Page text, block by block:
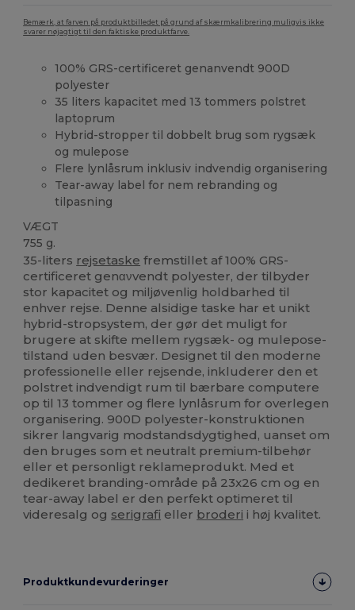
Bemærk, at farven på produktbilledet på grund af skærmkalibrering muligvis ikke
svarer nøjagtigt til den faktiske produktfarve.
100% GRS-certificeret genanvendt 900D
polyester
35 liters kapacitet med 13 tommers polstret
laptoprum
Hybrid-stropper til dobbelt brug som rygsæk
og mulepose
Flere lynlåsrum inklusiv indvendig organisering
Tear-away label for nem rebranding og
tilpasning
VÆGT
755 g.
35-liters rejsetaske fremstillet af 100% GRS-
certificeret genανvendt polyester, der tilbyder
stor kapacitet og miljøvenlig holdbarhed til
enhver rejse. Denne alsidige taske har et unikt
hybrid-stropsystem, der gør det muligt for
brugere at skifte mellem rygsæk- og mulepose-
tilstand uden besvær. Designet til den moderne
professionelle eller rejsende, inkluderer den et
polstret indvendigt rum til bærbare computere
op til 13 tommer og flere lynlåsrum for overlegen
organisering. 900D polyester-konstruktionen
sikrer langvarig modstandsdygtighed, uanset om
den bruges som et neutralt premium-tilbehør
eller et personligt reklameprodukt. Med et
dedikeret branding-område på 23x26 cm og en
tear-away label er den perfekt optimeret til
videresalg og serigrafi eller broderi i høj kvalitet.
Produktkundevurderinger